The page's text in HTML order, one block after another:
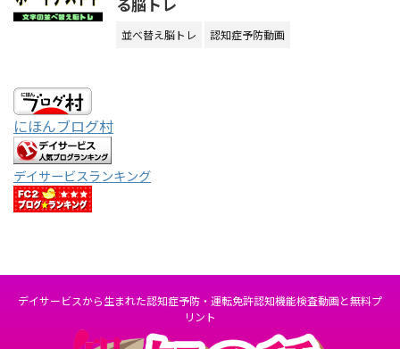
並べ替え脳トレ 認知症予防動画
にほんブログ村
デイサービスランキング
デイサービスから生まれた認知症予防・運転免許認知機能検査動画と無料プ
リント